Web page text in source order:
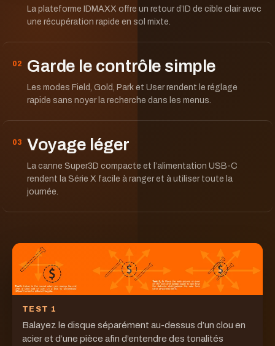
La plateforme IDMAXX offre un retour d’ID de cible clair avec
une récupération rapide en sol mixte.
02 Garde le contrôle simple
Les modes Field, Gold, Park et User rendent le réglage
rapide sans noyer la recherche dans les menus.
03 Voyage léger
La canne Super3D compacte et l’alimentation USB-C
rendent la Série X facile à ranger et à utiliser toute la
journée.
TEST 1
Balayez le disque séparément au-dessus d’un clou en
acier et d’une pièce afin d’entendre des tonalités